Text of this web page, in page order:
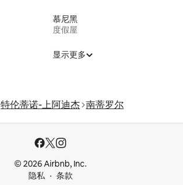
慕尼黑
度假屋
显示更多
特伦蒂诺-上阿迪杰 南蒂罗尔
© 2026 Airbnb, Inc.
隐私
条款